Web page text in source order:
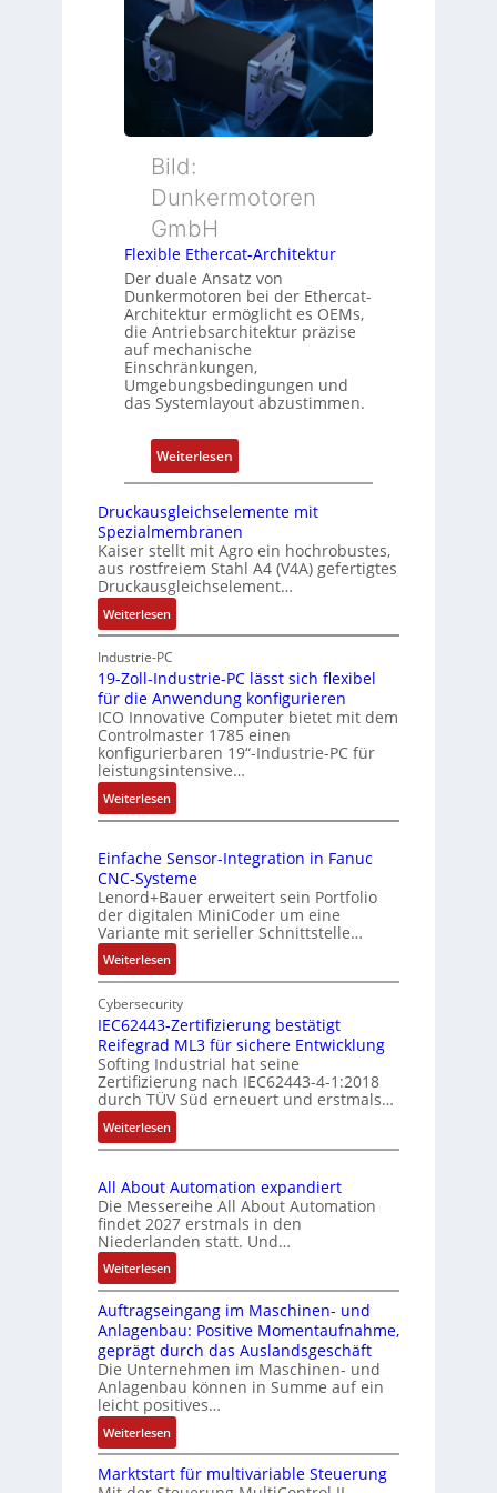
e
c
h
g
i
o
e
u
u
n
d
Z
u
s
t
d
ü
b
e
r
a
h
u
n
g
r
t
e
y
s
o
r
g
t
f
ü
m
e
h
r
L
e
i
n
g
Bild:
Dunkermotoren
GmbH
Flexible Ethercat-Architektur
Der duale Ansatz von
Dunkermotoren bei der Ethercat-
Architektur ermöglicht es OEMs,
die Antriebsarchitektur präzise
auf mechanische
Einschränkungen,
Umgebungsbedingungen und
das Systemlayout abzustimmen.
Weiterlesen:
F
l
e
x
i
b
e
t
h
e
r
c
t
-
r
c
h
k
t
u
r
Druckausgleichselemente mit
Spezialmembranen
Kaiser stellt mit Agro ein hochrobustes,
aus rostfreiem Stahl A4 (V4A) gefertigtes
Druckausgleichselement…
Weiterlesen:
D
r
u
c
k
a
u
s
g
l
i
c
h
s
e
m
e
n
t
e
m
i
S
p
e
z
i
a
l
m
e
m
b
r
a
n
e
Industrie-PC
19-Zoll-Industrie-PC lässt sich flexibel
für die Anwendung konfigurieren
ICO Innovative Computer bietet mit dem
Controlmaster 1785 einen
konfigurierbaren 19“-Industrie-PC für
leistungsintensive…
Weiterlesen:
1
-
Z
o
l
l
-
I
n
d
u
s
t
r
i
e
P
C
l
s
s
t
s
i
c
h
f
l
e
Einfache Sensor-Integration in Fanuc
CNC-Systeme
Lenord+Bauer erweitert sein Portfolio
der digitalen MiniCoder um eine
Variante mit serieller Schnittstelle…
Weiterlesen:
E
i
n
a
c
h
e
S
n
s
o
r
-
I
n
t
e
g
r
a
i
o
Cybersecurity
IEC62443-Zertifizierung bestätigt
Reifegrad ML3 für sichere Entwicklung
Softing Industrial hat seine
Zertifizierung nach IEC62443-4-1:2018
durch TÜV Süd erneuert und erstmals…
Weiterlesen:
I
C
6
2
4
4
3
-
Z
e
r
t
i
f
z
All About Automation expandiert
Die Messereihe All About Automation
findet 2027 erstmals in den
Niederlanden statt. Und…
Weiterlesen:
A
l
l
A
b
o
u
t
A
u
Auftragseingang im Maschinen- und
Anlagenbau: Positive Momentaufnahme,
geprägt durch das Auslandsgeschäft
Die Unternehmen im Maschinen- und
Anlagenbau können in Summe auf ein
leicht positives…
Weiterlesen:
A
u
Marktstart für multivariable Steuerung